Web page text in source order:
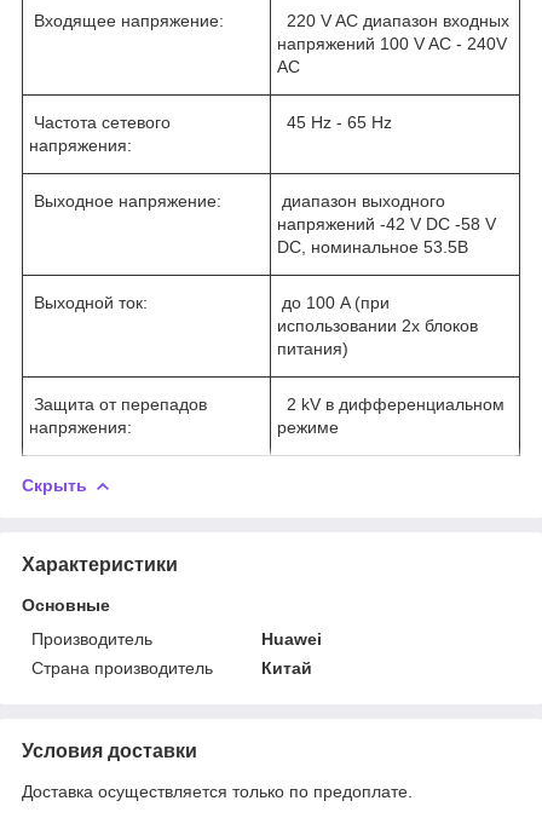
Входящее напряжение:
220 V AC диапазон входных
напряжений 100 V AC - 240V
AC
Частота сетевого
напряжения:
45 Hz - 65 Hz
Выходное напряжение:
диапазон выходного
напряжений -42 V DC -58 V
DC, номинальное 53.5В
Выходной ток:
до 100 A (при
использовании 2х блоков
питания)
Защита от перепадов
напряжения:
2 kV в дифференциальном
режиме
Скрыть
Характеристики
Основные
Производитель
Huawei
Страна производитель
Китай
Условия доставки
Доставка осуществляется только по предоплате.